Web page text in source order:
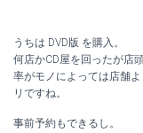
うちは DVD版 を購入。
何店かCD屋を回ったが店
率がモノによっては店舗
リですね。
事前予約もできるし。